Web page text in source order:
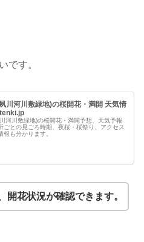
です。
川河川敷緑地)の桜開花・満開 天気情
河川敷緑地)の桜開花・満開予想、天気予報
ごとの見ごろ時期、夜桜・桜祭り、アクセス
報も分かります。
開花状況が確認できます。